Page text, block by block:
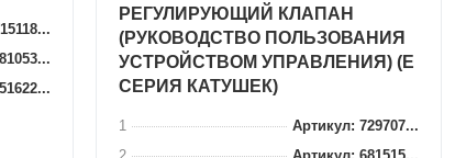
РЕГУЛИРУЮЩИЙ КЛАПАН
(РУКОВОДСТВО ПОЛЬЗОВАНИЯ
УСТРОЙСТВОМ УПРАВЛЕНИЯ) (E
СЕРИЯ КАТУШЕК)
1
Артикул: 729707...